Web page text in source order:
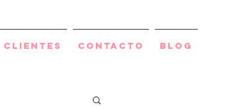
Clientes Contacto BLOG